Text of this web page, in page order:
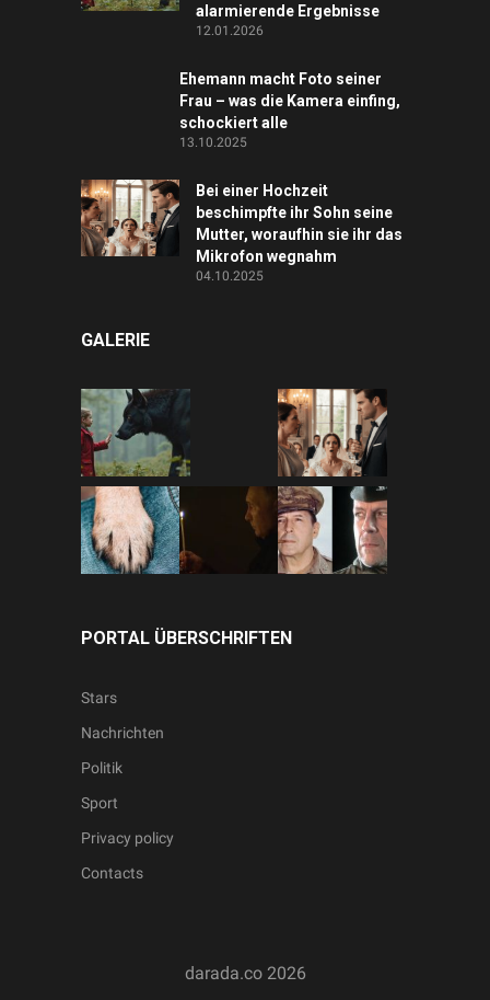
alarmierende Ergebnisse
12.01.2026
Ehemann macht Foto seiner
Frau – was die Kamera einfing,
schockiert alle
13.10.2025
Bei einer Hochzeit
beschimpfte ihr Sohn seine
Mutter, woraufhin sie ihr das
Mikrofon wegnahm
04.10.2025
GALERIE
PORTAL ÜBERSCHRIFTEN
Stars
Nachrichten
Politik
Sport
Privacy policy
Contacts
darada.co 2026